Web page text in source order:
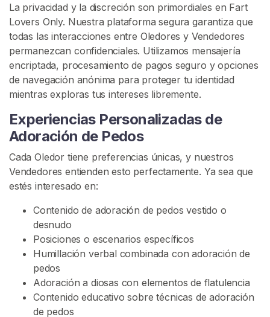
La privacidad y la discreción son primordiales en Fart
Lovers Only. Nuestra plataforma segura garantiza que
todas las interacciones entre Oledores y Vendedores
permanezcan confidenciales. Utilizamos mensajería
encriptada, procesamiento de pagos seguro y opciones
de navegación anónima para proteger tu identidad
mientras exploras tus intereses libremente.
Experiencias Personalizadas de
Adoración de Pedos
Cada Oledor tiene preferencias únicas, y nuestros
Vendedores entienden esto perfectamente. Ya sea que
estés interesado en:
Contenido de adoración de pedos vestido o
desnudo
Posiciones o escenarios específicos
Humillación verbal combinada con adoración de
pedos
Adoración a diosas con elementos de flatulencia
Contenido educativo sobre técnicas de adoración
de pedos
ó
n
D
e
F
l
a
t
u
l
e
n
c
a
D
m